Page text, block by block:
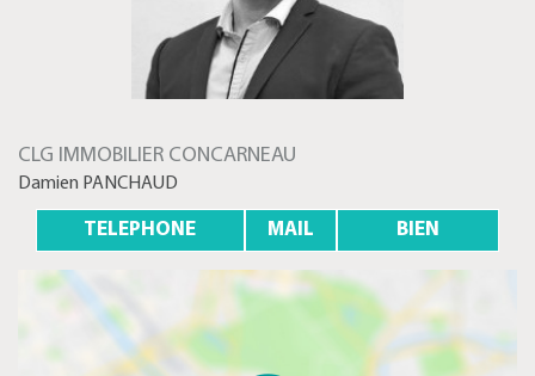
CLG IMMOBILIER CONCARNEAU
Damien PANCHAUD
TELEPHONE MAIL BIEN